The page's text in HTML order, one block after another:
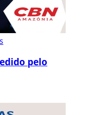
pelo